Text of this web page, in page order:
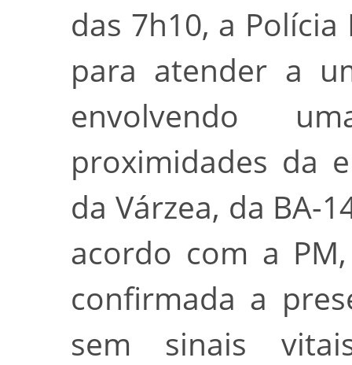
das 7h10, a
para atender a
envolvendo
proximidades da
da Várzea, da BA-
acordo com a
confirmada a
sem sinais